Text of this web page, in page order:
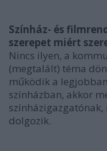
Színház- és
szerepet miért
Nincs ilyen, a
(megtalált) téma
működik a
színházban, akkor
dolgozik.